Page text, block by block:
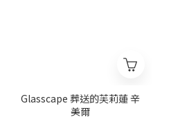
Glasscape 葬送的芙莉蓮 辛
美爾